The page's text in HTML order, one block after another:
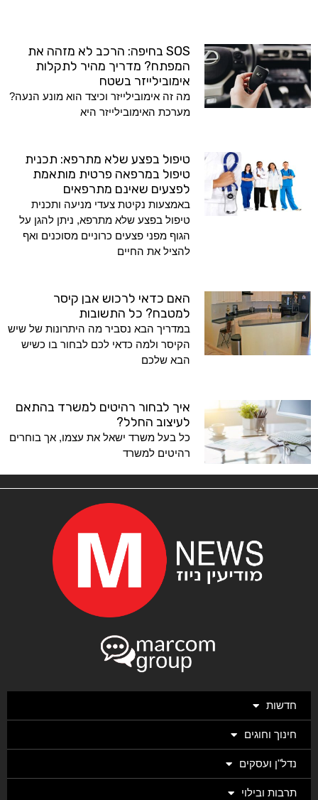
SOS בחיפה: הרכב לא מזהה את
המפתח? מדריך מהיר לתקלות
אימובילייזר בשטח
מה זה אימובילייזר וכיצד הוא מונע הנעה?
מערכת האימובילייזר היא
טיפול בפצע שלא מתרפא: תכנית
טיפול במרפאה פרטית מותאמת
לפצעים שאינם מתרפאים
באמצעות נקיטת צעדי מניעה ותכנית
טיפול בפצע שלא מתרפא, ניתן להגן על
הגוף מפני פצעים כרוניים מסוכנים ואף
להציל את החיים
האם כדאי לרכוש אבן קיסר
למטבח? כל התשובות
במדריך הבא נסביר מה היתרונות של שיש
הקיסר ולמה כדאי לכם לבחור בו כשיש
הבא שלכם
איך לבחור רהיטים למשרד בהתאם
לעיצוב החלל?
כל בעל משרד ישאל את עצמו, אך בוחרים
רהיטים למשרד
חדשות
חינוך וחוגים
נדל"ן ועסקים
תרבות ובילוי